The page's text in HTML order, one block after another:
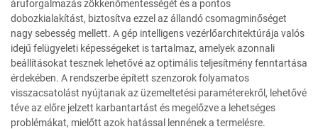
áruforgalmazás zökkenőmentességét és a pontos
dobozkialakítást, biztosítva ezzel az állandó csomagminőséget
nagy sebesség mellett. A gép intelligens vezérlőarchitektúrája valós
idejű felügyeleti képességeket is tartalmaz, amelyek azonnali
beállításokat tesznek lehetővé az optimális teljesítmény fenntartása
érdekében. A rendszerbe épített szenzorok folyamatos
visszacsatolást nyújtanak az üzemeltetési paraméterekről, lehetővé
téve az előre jelzett karbantartást és megelőzve a lehetséges
problémákat, mielőtt azok hatással lennének a termelésre.